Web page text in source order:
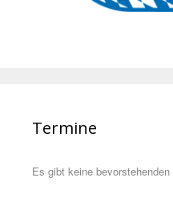
Termine
Es gibt keine